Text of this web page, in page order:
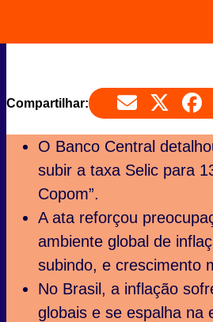
Compartilhar:
O Banco Central
subir a taxa Selic para
Copom”.
A ata reforçou
ambiente global de
subindo, e crescimento
No Brasil, a inflação
globais e se espalha na